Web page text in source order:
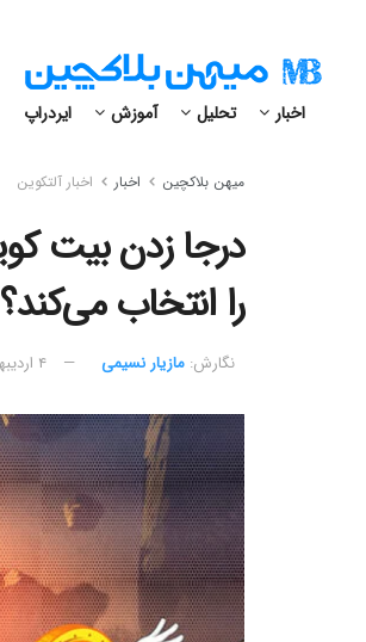
اخبار تحلیل آموزش ایردراپ
میهن بلاکچین اخبار اخبار آلتکوین
را انتخاب می‌کند؟
نگارش:‌ مازیار نسیمی ۴ اردیبهشت ۱۴۰۱ - ۱۱:۱۹